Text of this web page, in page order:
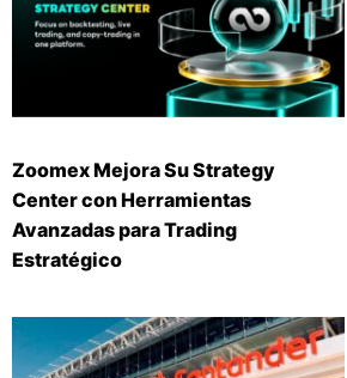
Zoomex Mejora Su Strategy
Center con Herramientas
Avanzadas para Trading
Estratégico